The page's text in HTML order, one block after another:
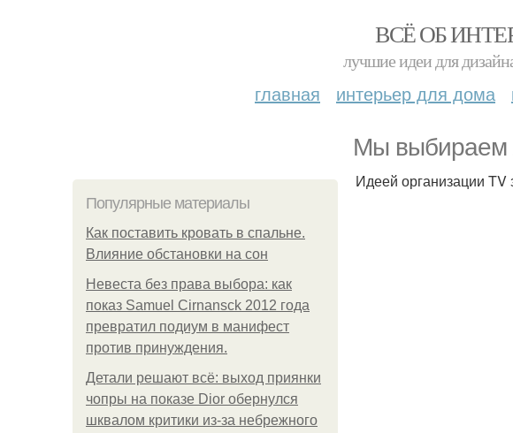
ВСЁ ОБ
лучшие идеи для
главная интерьер для дома
Мы выбираем
Популярные материалы
Как поставить кровать в спальне.
Влияние обстановки на сон
Невеста без права выбора: как
показ Samuel Cirnansck 2012 года
превратил подиум в манифест
против принуждения.
Детали решают всё: выход приянки
чопры на показе Dior обернулся
шквалом критики из-за небрежного
Идеей организации